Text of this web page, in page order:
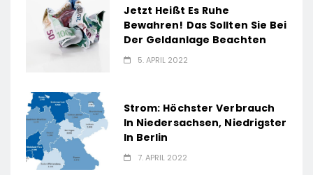
Jetzt Heißt Es Ruhe
Bewahren! Das Sollten Sie Bei
Der Geldanlage Beachten
5. APRIL 2022
Strom: Höchster Verbrauch
In Niedersachsen, Niedrigster
In Berlin
7. APRIL 2022